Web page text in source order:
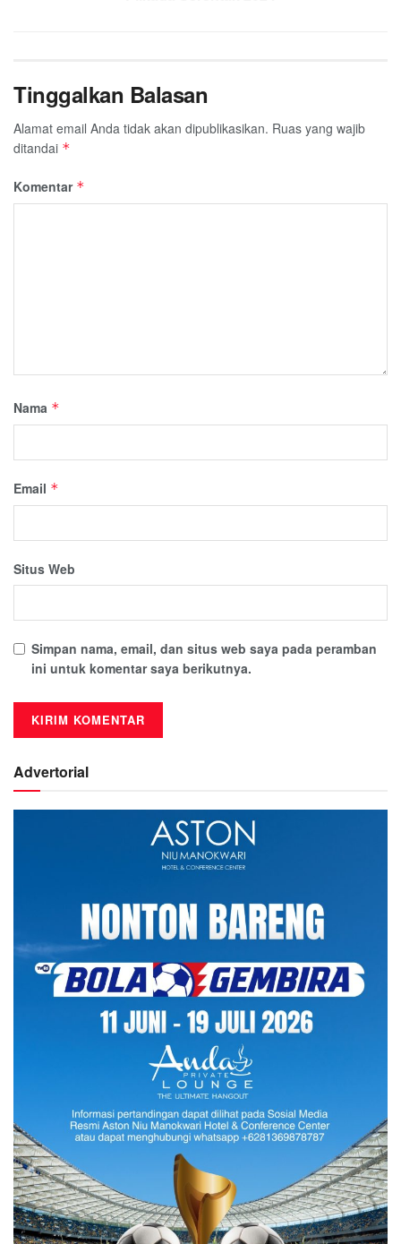
Tinggalkan Balasan
Alamat email Anda tidak akan dipublikasikan. Ruas yang wajib
ditandai *
Komentar *
Nama *
Email *
Situs Web
Simpan nama, email, dan situs web saya pada peramban
ini untuk komentar saya berikutnya.
Advertorial